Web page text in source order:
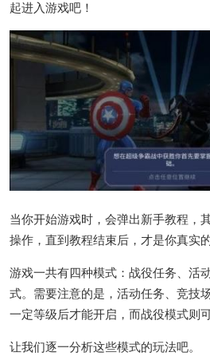
起进入游戏吧！
当你开始游戏时，会弹出新手教程，
操作，直到教程结束后，才是你真实
游戏一共有四种模式：战役任务、活
式。需要注意的是，活动任务、竞技
一定等级后才能开启，而战役模式则
让我们逐一分析这些模式的玩法吧。